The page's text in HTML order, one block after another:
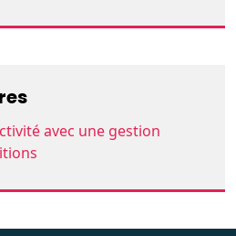
avec une gestion